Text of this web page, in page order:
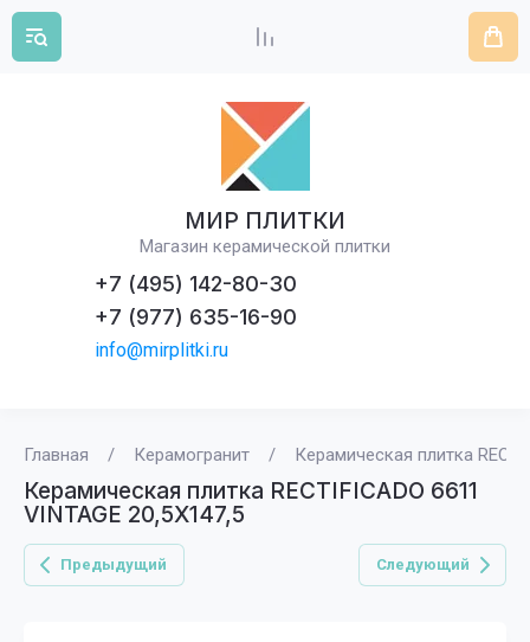
МИР ПЛИТКИ
Магазин керамической плитки
+7 (495) 142-80-30
+7 (977) 635-16-90
info@mirplitki.ru
Главная / Керамогранит / Керамическая плитка
Керамическая плитка RECTIFICADO 6611
VINTAGE 20,5X147,5
Предыдущий Следующий